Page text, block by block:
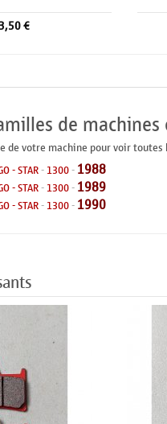
€
de
de votre machine pour voir
- STAR-1300-1988
- STAR-1300-1989
- STAR-1300-1990